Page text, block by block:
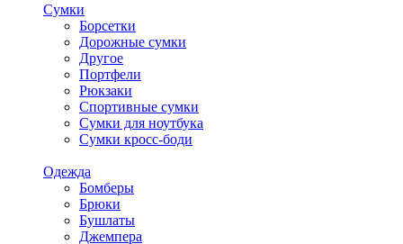
Сумки
Борсетки
Дорожные сумки
Другое
Портфели
Рюкзаки
Спортивные сумки
Сумки для ноутбука
Сумки кросс-боди
Одежда
Бомберы
Брюки
Бушлаты
Джемпера